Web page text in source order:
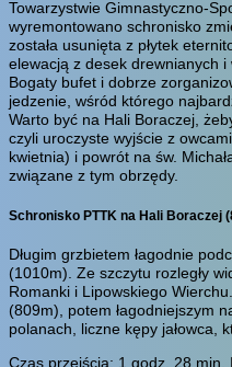
Towarzystwie Gimnastyczno-
wyremontowano schronisko
została usunięta z płytek
elewacją z desek drewnianych i
Bogaty bufet i dobrze
jedzenie, wśród którego
Warto być na Hali Boraczej,
czyli uroczyste wyjście z
kwietnia) i powrót na św.
związane z tym obrzędy.
Schronisko PTTK na Hali Boraczej
Długim grzbietem łagodnie
(1010m). Ze szczytu rozległy
Romanki i Lipowskiego
(809m), potem łagodniejszym
polanach, liczne kępy jałowca,
Czas przejścia: 1 godz. 28 min.